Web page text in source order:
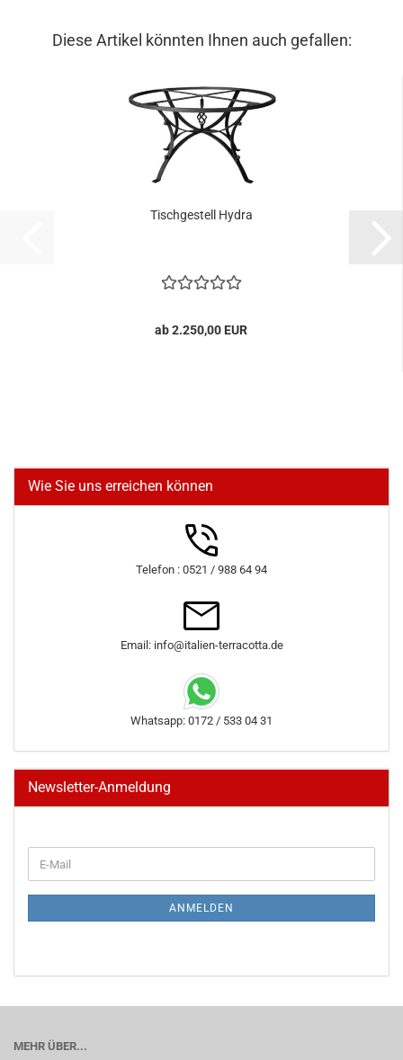
Diese Artikel könnten Ihnen auch gefallen:
Tischgestell Hydra
ab 2.250,00 EUR
Wie Sie uns erreichen können
Telefon : 0521 / 988 64 94
Email: info@italien-terracotta.de
Whatsapp: 0172 / 533 04 31
Newsletter-Anmeldung
ZUR
E-
Mail
ANMELDEN
MEHR ÜBER...